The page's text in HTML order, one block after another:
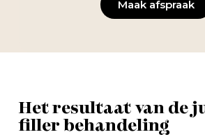
Maak afspraak
Het resultaat van de
filler behandeling